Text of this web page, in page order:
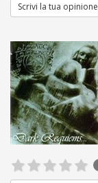
Scrivi la tua opinione